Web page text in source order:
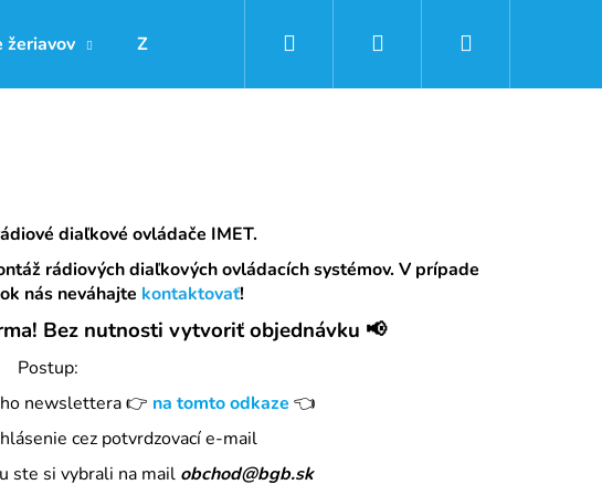
žeriavov Značky Prihlásenie
diaľkové ovládače IMET.
rádiových diaľkových ovládacích systémov. V prípade
nás neváhajte kontaktovať!
Bez nutnosti vytvoriť objednávku 📢
Postup:
newslettera 👉 na tomto odkaze 👈
cez potvrdzovací e-mail
ste si vybrali na mail obchod@bgb.sk